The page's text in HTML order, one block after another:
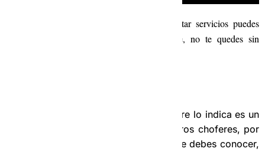
Cualquier duda sobre los grupos para solicitar servicios puedes
consultar a la operadora para que te ayude, no te quedes sin
El grupo de Info RENE, como su nombre lo indica es un
grupo de pura información para nuestros choferes, por
este grupo publicamos los cambios que debes conocer,